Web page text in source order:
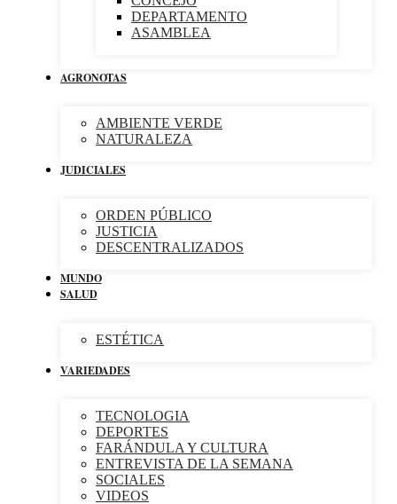
DEPARTAMENTO
ASAMBLEA
AGRONOTAS
AMBIENTE VERDE
NATURALEZA
JUDICIALES
ORDEN PÚBLICO
JUSTICIA
DESCENTRALIZADOS
MUNDO
SALUD
ESTÉTICA
VARIEDADES
TECNOLOGIA
DEPORTES
FARÁNDULA Y CULTURA
ENTREVISTA DE LA SEMANA
SOCIALES
VIDEOS